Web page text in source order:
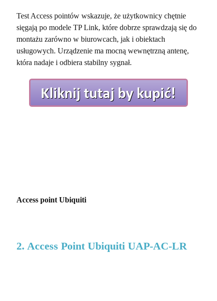
Test Access pointów wskazuje, że użytkownicy chętnie
sięgają po modele TP Link, które dobrze sprawdzają się do
montażu zarówno w biurowcach, jak i obiektach
usługowych. Urządzenie ma mocną wewnętrzną antenę,
która nadaje i odbiera stabilny sygnał.
Access point Ubiquiti
2. Access Point Ubiquiti UAP-AC-LR